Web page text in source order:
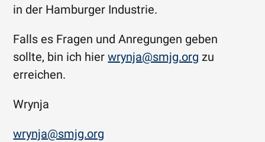
in der Hamburger Industrie.
Falls es Fragen und Anregungen geben
sollte, bin ich hierwrynja@smjg.org zu
erreichen.
Wrynja
wrynja@smjg.org